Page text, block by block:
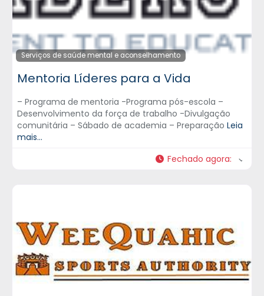
Serviços de saúde mental e aconselhamento
Mentoria Líderes para a Vida
– Programa de mentoria -Programa pós-escola –
Desenvolvimento da força de trabalho -Divulgação
comunitária – Sábado de academia – Preparação Leia
mais...
Fechado agora: